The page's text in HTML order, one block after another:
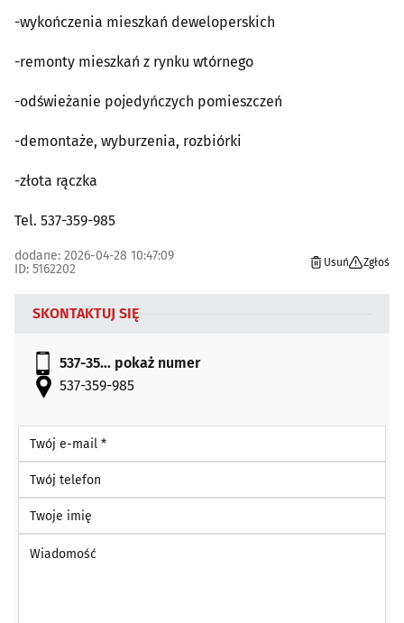
-wykończenia mieszkań deweloperskich
-remonty mieszkań z rynku wtórnego
-odświeżanie pojedyńczych pomieszczeń
-demontaże, wyburzenia, rozbiórki
-złota rączka
Tel. 537-359-985
dodane: 2026-04-28 10:47:09
ID: 5162202
Usuń Zgłoś
SKONTAKTUJ SIĘ
537-35... pokaż numer
537-359-985